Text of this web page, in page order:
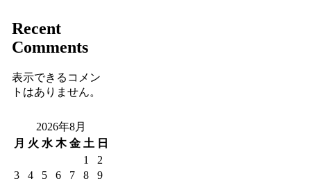
Recent
Comments
表示できるコメン
トはありません。
2026年8月
月 火 水 木 金 土 日
1
2
3
4 5 6 7 8 9